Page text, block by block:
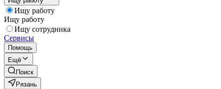
Ищу работу
Ищу работу
Ищу сотрудника
Сервисы
Помощь
Ещё
Поиск
Рязань